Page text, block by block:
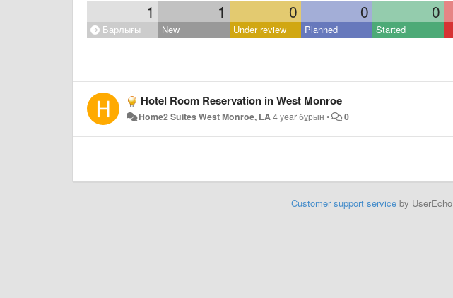
1 1 0 0 0
Барлығы New Under review Planned Started
Hotel Room Reservation in West Monroe
Home2 Suites West Monroe, LA4 year бұрын • 0
Customer support serviceby UserEcho